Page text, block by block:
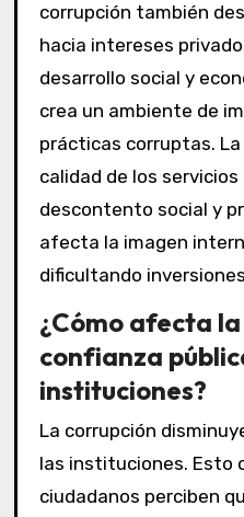
corrupción también
hacia intereses
desarrollo social y
crea un ambiente de
prácticas corruptas.
calidad de los
descontento social y
afecta la imagen
dificultando
¿Cómo afecta
confianza
instituciones?
La corrupción
las instituciones. Esto
ciudadanos perciben